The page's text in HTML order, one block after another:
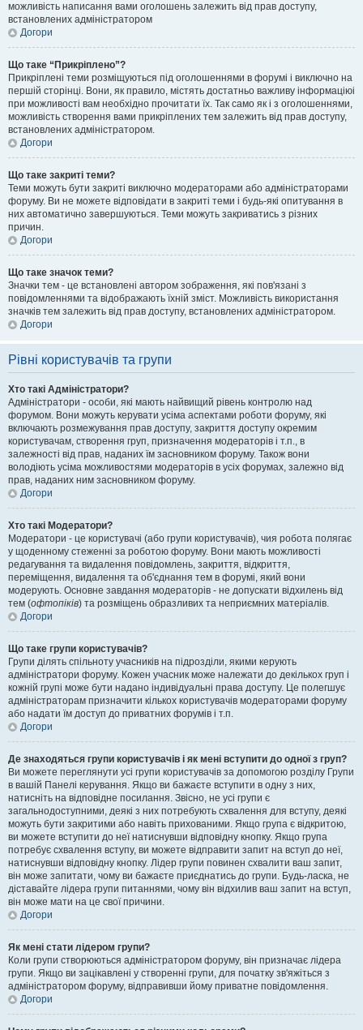
можливість написання вами оголошень залежить від прав доступу,
встановлених адміністратором
Догори
Що таке “Прикріплено”?
Прикріплені теми розміщуються під оголошеннями в форумі і виключно на
першій сторінці. Вони, як правило, містять достатньо важливу інформаціюі
при можливості вам необхідно прочитати їх. Так само як і з оголошеннями,
можливість створення вами прикріплених тем залежить від прав доступу,
встановлених адміністратором.
Догори
Що таке закриті теми?
Теми можуть бути закриті виключно модераторами або адміністраторами
форуму. Ви не можете відповідати в закриті теми і будь-які опитування в
них автоматично завершуються. Теми можуть закриватись з різних
причин.
Догори
Що таке значок теми?
Значки тем - це встановлені автором зображення, які пов'язані з
повідомленнями та відображають їхній зміст. Можливість використання
значків тем залежить від прав доступу, встановлених адміністратором.
Догори
Рівні користувачів та групи
Хто такі Адміністратори?
Адміністратори - особи, які мають найвищий рівень контролю над
форумом. Вони можуть керувати усіма аспектами роботи форуму, які
включають розмежування прав доступу, закриття доступу окремим
користувачам, створення груп, призначення модераторів і т.п., в
залежності від прав, наданих їм засновником форуму. Також вони
володіють усіма можливостями модераторів в усіх форумах, залежно від
прав, наданих ним засновником форуму.
Догори
Хто такі Модератори?
Модератори - це користувачі (або групи користувачів), чия робота полягає
у щоденному стеженні за роботою форуму. Вони мають можливості
редагування та видалення повідомлень, закриття, відкриття,
переміщення, видалення та об'єднання тем в форумі, який вони
модерують. Основне завдання модераторів - не допускати відхилень від
тем (офтопіків) та розміщень образливих та неприємних матеріалів.
Догори
Що таке групи користувачів?
Групи ділять спільноту учасників на підрозділи, якими керують
адміністратори форуму. Кожен учасник може належати до декількох груп і
кожній групі може бути надано індивідуальні права доступу. Це полегшує
адміністраторам призначити кількох користувачів модераторами форуму
або надати їм доступ до приватних форумів і т.п.
Догори
Де знаходяться групи користувачів і як мені вступити до одної з груп?
Ви можете переглянути усі групи користувачів за допомогою розділу Групи
в вашій Панелі керування. Якщо ви бажаєте вступити в одну з них,
натисніть на відповідне посилання. Звісно, не усі групи є
загальнодоступними, деякі з них потребують схвалення для вступу, деякі
можуть бути закритими або навіть прихованими. Якщо група є відкритою,
ви можете вступити до неї натиснувши відповідну кнопку. Якщо група
потребує схвалення вступу, ви можете відправити запит на вступ до неї,
натиснувши відповідну кнопку. Лідер групи повинен схвалити ваш запит,
він може запитати, чому ви бажаєте приєднатись до групи. Будь-ласка, не
діставайте лідера групи питаннями, чому він відхилив ваш запит на вступ,
він може мати на це свої причини.
Догори
Як мені стати лідером групи?
Коли групи створюються адміністратором форуму, він призначає лідера
групи. Якщо ви зацікавлені у створенні групи, для початку зв'яжіться з
адміністратором форуму, відправивши йому приватне повідомлення.
Догори